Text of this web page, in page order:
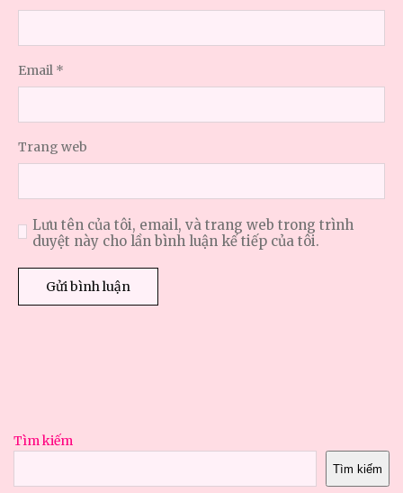
Email *
Trang web
Lưu tên của tôi, email, và trang web trong trình
duyệt này cho lần bình luận kế tiếp của tôi.
Tìm kiếm
Tìm kiếm